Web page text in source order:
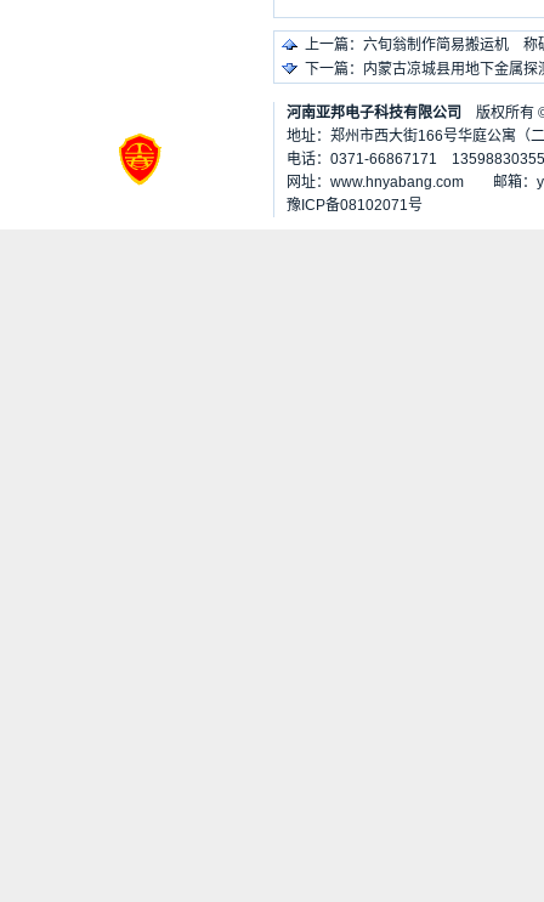
上一篇： 六旬翁制作简易搬运机 称
下一篇： 内蒙古凉城县用地下金属
河南亚邦电子科技有限公司 版权所有
地址：郑州市西大街166号华庭公寓（
电话：0371-66867171
网址：www.hnyabang.com 邮箱：
豫ICP备08102071号